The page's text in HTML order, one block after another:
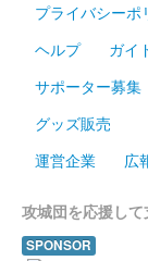
箕輪城
販売終了
台紙は 白・黄・
箕輪城 登
販売終了
プライバシーポ
ヘルプ
ガイ
サポーター募集
グッズ販売
運営企業
広
攻城団を応援し
SPONSOR